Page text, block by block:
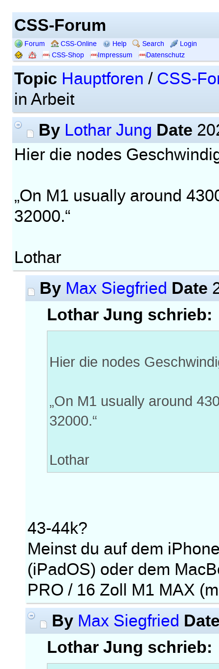
CSS-Forum
Forum CSS-Online Help Search
Login
CSS-Shop
Impressum Datenschutz
Topic Hauptforen / CSS-
in Arbeit
By Lothar Jung Date
Hier die nodes
„On M1 usually around
32000.“
Lothar
By Max Siegfried Date
Lothar Jung schrieb:
Hier die nodes
„On M1 usually around
32000.“
Lothar
43-44k?
Meinst du auf dem
(iPadOS) oder dem
PRO / 16 Zoll M1 MAX
By Max Siegfried
Lothar Jung schrieb: